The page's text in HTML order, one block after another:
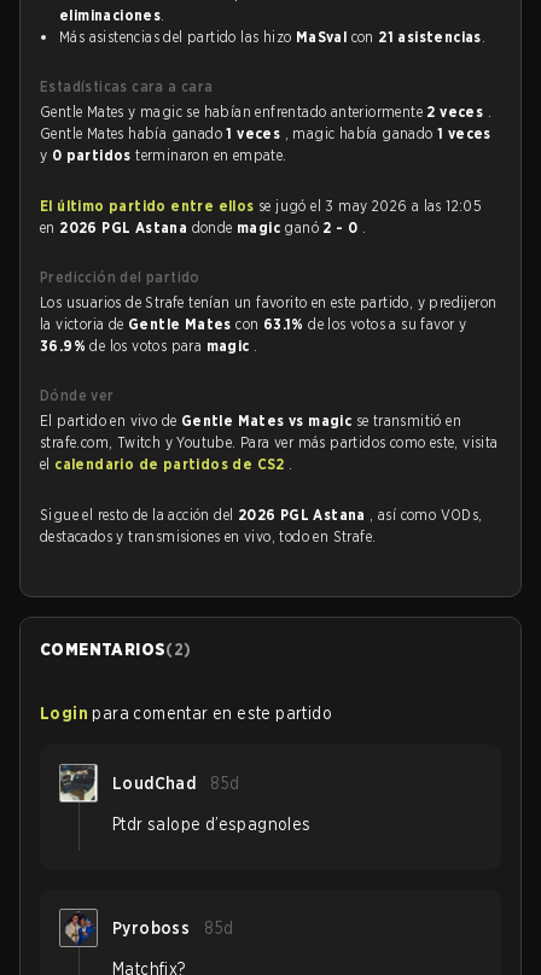
eliminaciones.
Más asistencias del partido las hizo MaSval con 21 asistencias.
Estadísticas cara a cara
Gentle Mates y magic se habían enfrentado anteriormente 2 veces .
Gentle Mates había ganado1 veces , magic había ganado1 veces
y 0 partidosterminaron en empate.
El último partido entre ellos se jugó el 3 may 2026 a las 12:05
en 2026 PGL Astana donde magic ganó 2 - 0 .
Predicción del partido
Los usuarios de Strafe tenían un favorito en este partido, y predijeron
la victoria de Gentle Matescon 63.1%de los votos a su favor y
36.9%de los votos para magic .
Dónde ver
El partido en vivo de Gentle Mates vs magic se transmitió en
strafe.com, Twitch y Youtube. Para ver más partidos como este, visita
el calendario de partidos de CS2 .
Sigue el resto de la acción del 2026 PGL Astana , así como VODs,
destacados y transmisiones en vivo, todo en Strafe.
COMENTARIOS(2)
Login para comentar en este partido
LoudChad 85d
Ptdr salope d’espagnoles
Pyroboss 85d
Matchfix?